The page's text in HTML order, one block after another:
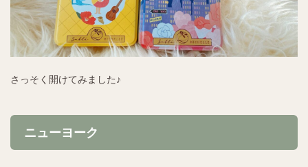
さっそく開けてみました♪
ニューヨーク